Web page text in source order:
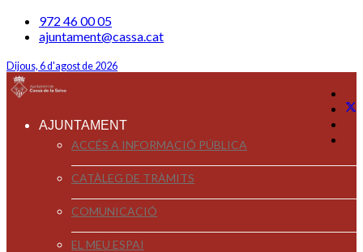
972 46 00 05
ajuntament@cassa.cat
Dijous, 6 d'agost de 2026
AJUNTAMENT
ACCÉS A INFORMACIÓ PÚBLICA
CATÀLEG DE TRÀMITS
COMUNICACIÓ
EL MEU ESPAI